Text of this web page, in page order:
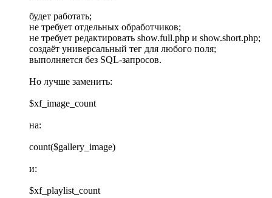
будет работать;
не требует отдельных обработчиков;
не требует редактировать show.full.php и show.short.php;
создаёт универсальный тег для любого поля;
выполняется без SQL-запросов.
Но лучше заменить:
$xf_image_count
на:
count($gallery_image)
и:
$xf_playlist_count